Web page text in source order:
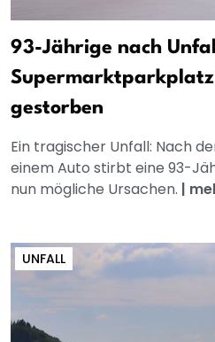
93-Jährige nach
gestorben
Ein tragischer Unfall: Nach
einem Auto stirbt eine 93-
nun mögliche Ursachen. |
UNFALL